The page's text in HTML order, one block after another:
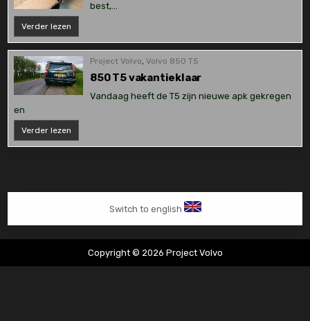
best,…
Verder lezen
achterremmen
vervangen
en
klein
onderhoud
Project Volvo,Volvo 850 T5
850 T5 vakantieklaar
Vandaag heeft de T5 zijn nieuwe apk gekregen
en
Verder lezen
T5
vakantieklaar
Switch to english
Copyright © 2026 Project Volvo